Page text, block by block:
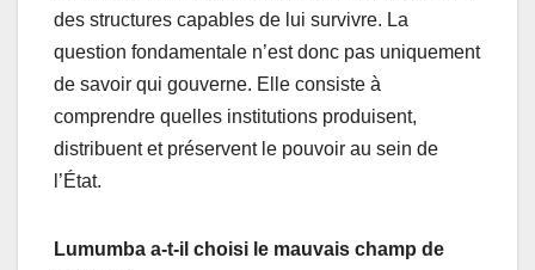
des structures capables de lui survivre. La
question fondamentale n’est donc pas uniquement
de savoir qui gouverne. Elle consiste à
comprendre quelles institutions produisent,
distribuent et préservent le pouvoir au sein de
l’État.
Lumumba a-t-il choisi le mauvais champ de